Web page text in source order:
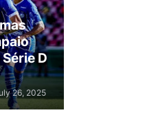
D
26, 2025